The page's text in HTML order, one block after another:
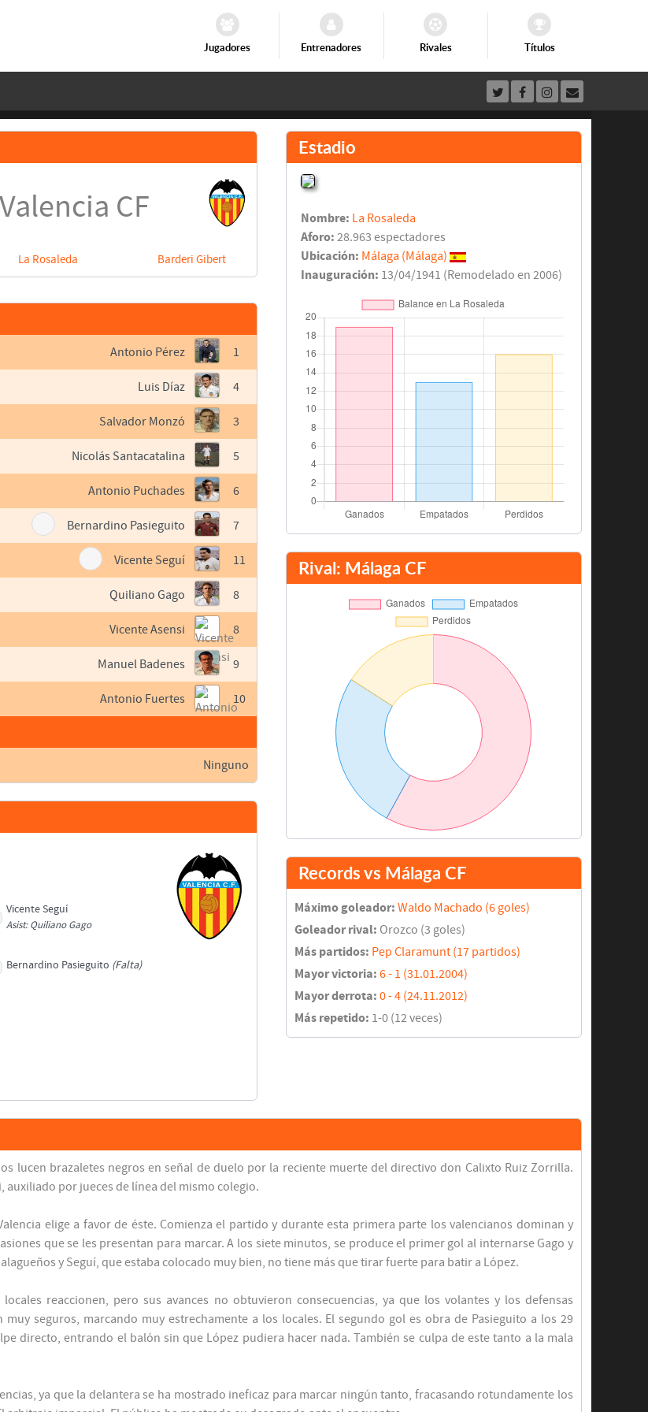
Jugadores Entrenadores Rivales Títulos
Valencia CF
La Rosaleda Barderi Gibert
1
Antonio Pérez
4
Luis Díaz
3
Salvador Monzó
5
Nicolás Santacatalina
6
Antonio Puchades
7
Bernardino Pasieguito
11
Vicente Seguí
8
Quiliano Gago
8
Vicente Asensi
9
Manuel Badenes
10
Antonio Fuertes
Ninguno
Vicente Seguí
Asist: Quiliano Gago
Bernardino Pasieguito (Falta)
Estadio
Nombre: La Rosaleda
Aforo: 28.963 espectadores
Ubicación: Málaga (Málaga)
Inauguración: 13/04/1941 (Remodelado en 2006)
Rival: Málaga CF
Records vs Málaga CF
Máximo goleador: Waldo Machado (6 goles)
Goleador rival: Orozco (3 goles)
Más partidos: Pep Claramunt (17 partidos)
Mayor victoria: 6 - 1 (31.01.2004)
Mayor derrota: 0 - 4 (24.11.2012)
Más repetido: 1-0 (12 veces)
lucen brazaletes negros en señal de duelo por la reciente muerte del directivo don Calixto Ruiz Zorrilla.
auxiliado por jueces de línea del mismo colegio.
elige a favor de éste. Comienza el partido y durante esta primera parte los valencianos dominan y
que se les presentan para marcar. A los siete minutos, se produce el primer gol al internarse Gago y
y Seguí, que estaba colocado muy bien, no tiene más que tirar fuerte para batir a López.
reaccionen, pero sus avances no obtuvieron consecuencias, ya que los volantes y los defensas
muy seguros, marcando muy estrechamente a los locales. El segundo gol es obra de Pasieguito a los 29
directo, entrando el balón sin que López pudiera hacer nada. También se culpa de este tanto a la mala
ya que la delantera se ha mostrado ineficaz para marcar ningún tanto, fracasando rotundamente los